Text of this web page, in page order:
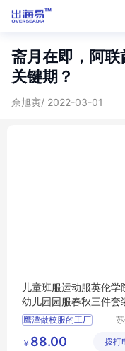
斋月在即，阿
关键期？
佘旭寅/ 2022-03-01
儿童班服运动服英伦学
幼儿园园服春秋三件套
学生校服秋季
鹰潭做校服的工厂
宜春做校服的工厂
限
￥ 88.00 拨打